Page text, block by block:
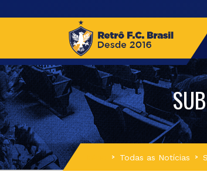
Todas as Notícias